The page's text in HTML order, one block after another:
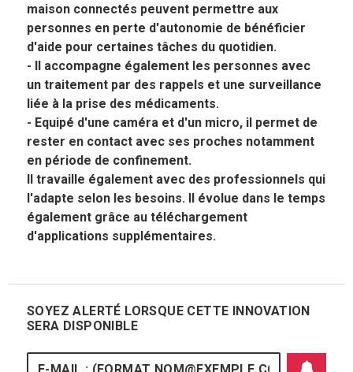
maison connectés peuvent permettre aux
personnes en perte d'autonomie de bénéficier
d'aide pour certaines tâches du quotidien.
- Il accompagne également les personnes avec
un traitement par des rappels et une surveillance
liée à la prise des médicaments.
- Equipé d'une caméra et d'un micro, il permet de
rester en contact avec ses proches notamment
en période de confinement.
Il travaille également avec des professionnels qui
l'adapte selon les besoins. Il évolue dans le temps
également grâce au téléchargement
d'applications supplémentaires.
SOYEZ ALERTÉ LORSQUE CETTE INNOVATION
SERA DISPONIBLE